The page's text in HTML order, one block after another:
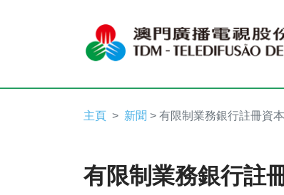
主頁 新聞 > 有限制業務銀行註冊資
有限制業務銀行註